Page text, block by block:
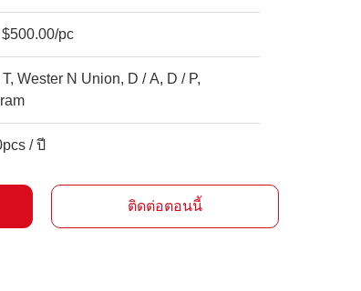
pc
T, Wester N Union, D / A, D / P,
/ ปี
ติดต่อตอนนี้